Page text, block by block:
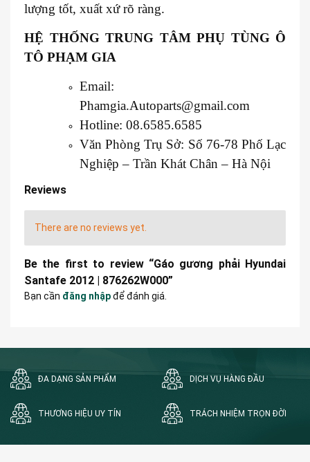
lượng tốt, xuất xứ rõ ràng.
HỆ THỐNG TRUNG TÂM PHỤ TÙNG Ô
TÔ PHẠM GIA
Email:
Phamgia.Autoparts@gmail.com
Hotline: 08.6585.6585
Văn Phòng Trụ Sở: Số 76-78 Phố Lạc
Nghiệp – Trần Khát Chân – Hà Nội
Reviews
There are no reviews yet.
Be the first to review “Gáo gương phải Hyundai
Santafe 2012 | 876262W000”
Bạn cần đăng nhậpđể đánh giá.
ĐA DẠNG SẢN PHẨM DỊCH VỤ HÀNG ĐẦU
THƯƠNG HIỆU UY TÍN TRÁCH NHIỆM TRỌN ĐỜI